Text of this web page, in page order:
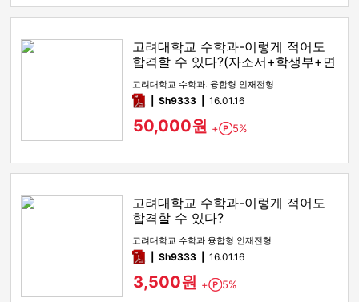
고려대학교 수학과-이렇게 적어도
합격할 수 있다?(자소서+학생부+면
접)
고려대학교 수학과. 융합형 인재전형
pdfSh9333 16.01.16
50,000원 + Point
5%
고려대학교 수학과-이렇게 적어도
합격할 수 있다?
고려대학교 수학과 융합형 인재전형
pdfSh9333 16.01.16
3,500원 + Point
5%